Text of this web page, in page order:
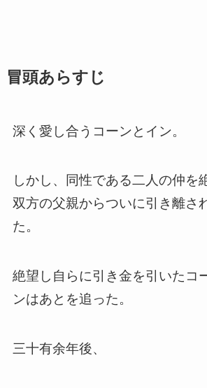
冒頭あらすじ
深く愛し合うコーンとイン。
しかし、同性である二人の仲を
双方の父親からついに引き離さ
た。
絶望し自らに引き金を引いたコ
ンはあとを追った。
三十有余年後、